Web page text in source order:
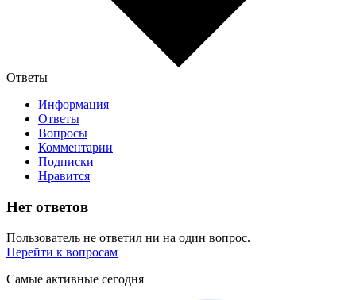
Ответы
Информация
Ответы
Вопросы
Комментарии
Подписки
Нравится
Нет ответов
Пользователь не ответил ни на один вопрос.
Перейти к вопросам
Самые активные сегодня